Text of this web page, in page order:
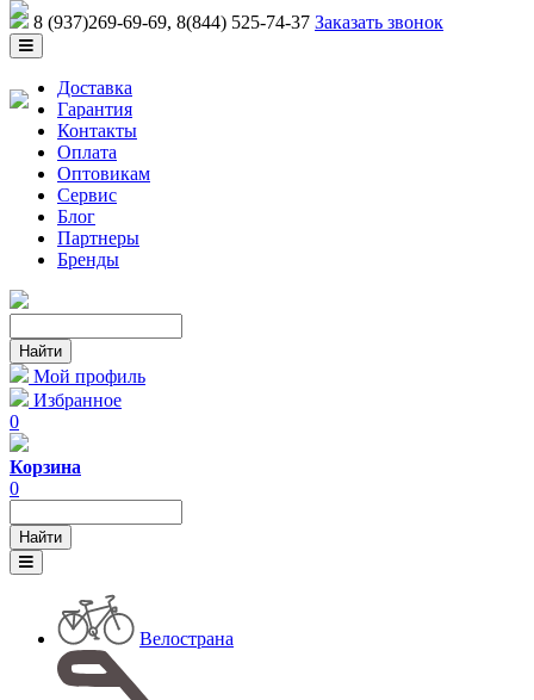
8 (937)269-69-69, 8(844) 525-74-37 Заказать звонок
Доставка
Гарантия
Контакты
Оплата
Оптовикам
Сервис
Блог
Партнеры
Бренды
Мой профиль
Избранное
0
Корзина
0
Велострана